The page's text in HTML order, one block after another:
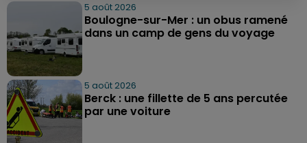
5 août 2026
Boulogne-sur-Mer : un obus ramené
dans un camp de gens du voyage
5 août 2026
Berck : une fillette de 5 ans percutée
par une voiture